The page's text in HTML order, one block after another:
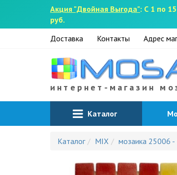
Акция "Двойная Выгода": С 1 по
руб.
Доставка Контакты Адрес
интернет-магазин
Каталог
Каталог MIX мозаика 25006 -